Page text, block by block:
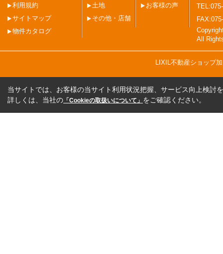
利用規約
サイトマップ
物件カタログ
土地
その他・店舗
お客様の声
All
LIXIL不動産ショップ
当サイトでは、お客様の当サイト利用状況把握、サービス向上検討
詳しくは、当社の 「Cookieの取扱いについて」 をご確認ください。